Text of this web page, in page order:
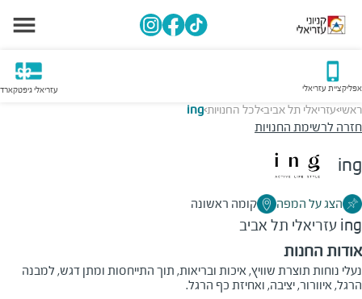
אפליקציית עזריאלי עזריאלי גיפטקארד
ראשי>עזריאלי תל אביב>לכל החנויות>
ing
חזרה לרשימת החנויות
ing
הצג על המפה קומה ראשונה
ing עזריאלי תל אביב
אודות החנות
נעלי נוחות תוצרת שוויץ, איכות ובריאות, תוך התייחסות ומתן דגש, למבנה
הרגל, איוורור, יציבה, ואחיזת כף הרגל.